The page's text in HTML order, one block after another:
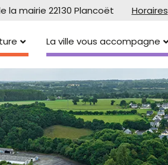
la mairie 22130 Plancoët Horaires
La ville vous accompagne